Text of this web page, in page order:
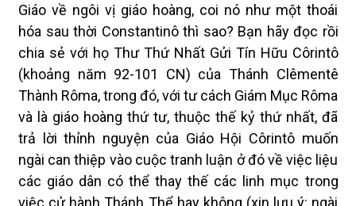
Giáo về ngôi vị giáo hoàng, coi nó như một thoái
hóa sau thời Constantinô thì sao? Bạn hãy đọc rồi
chia sẻ với họ Thư Thứ Nhất Gửi Tín Hữu Côrintô
(khoảng năm 92-101 CN) của Thánh Clêmentê
Thành Rôma, trong đó, với tư cách Giám Mục Rôma
và là giáo hoàng thứ tư, thuộc thế kỷ thứ nhất, đã
trả lời thỉnh nguyện của Giáo Hội Côrintô muốn
ngài can thiệp vào cuộc tranh luận ở đó về việc liệu
các giáo dân có thể thay thế các linh mục trong